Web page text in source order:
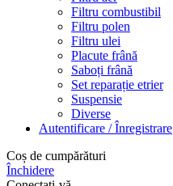
Filtru combustibil
Filtru polen
Filtru ulei
Placute frână
Saboți frână
Set reparație etrier
Suspensie
Diverse
Autentificare / Înregistrare
Coș de cumpărături
Închidere